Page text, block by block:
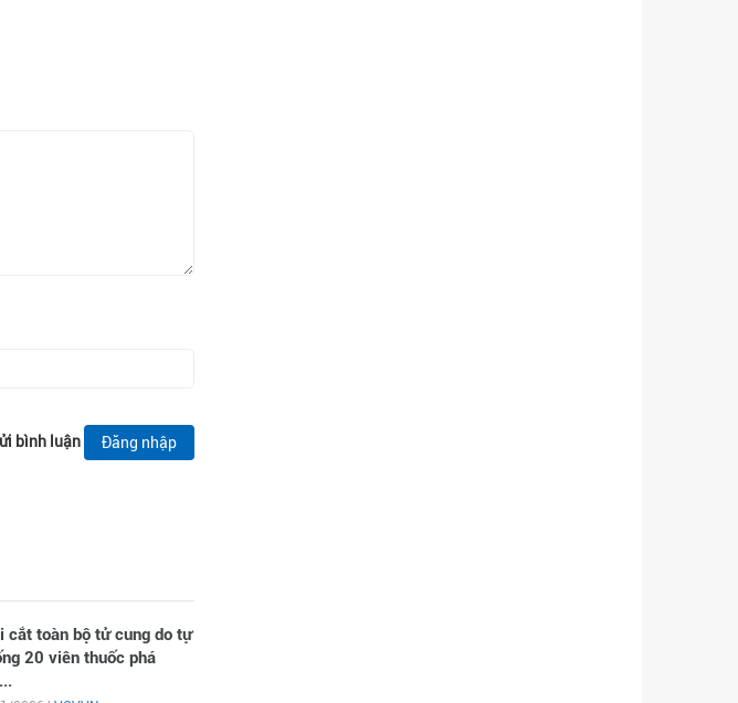
bình luận Đăng nhập
cắt toàn bộ tử cung do tự
20 viên thuốc phá